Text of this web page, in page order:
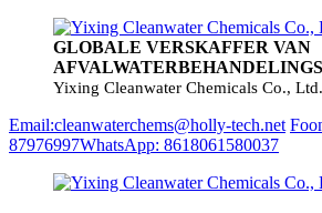
GLOBALE VERSKAFFER VAN
Yixing Cleanwater Chemicals Co., Ltd.
Email:cleanwaterchems@holly-tech.net
87976997WhatsApp: 8618061580037